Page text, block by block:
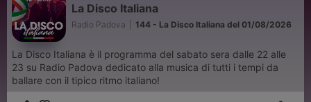
La Disco Italiana
Radio Padova 144 - La Disco Italiana del 01/08/2026
La Disco Italiana è il programma del sabato sera dalle 22 alle
23 su Radio Padova dedicato alla musica di tutti i tempi da
ballare con il tipico ritmo italiano!